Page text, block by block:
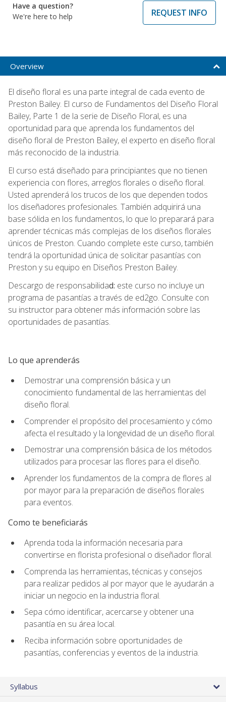
Have a question?
We're here to help
REQUEST INFO
Overview
El diseño floral es una parte integral de cada evento de
Preston Bailey. El curso de Fundamentos del Diseño Floral
Bailey, Parte 1 de la serie de Diseño Floral, es una
oportunidad para que aprenda los fundamentos del
diseño floral de Preston Bailey, el experto en diseño floral
más reconocido de la industria.
El curso está diseñado para principiantes que no tienen
experiencia con flores, arreglos florales o diseño floral.
Usted aprenderá los trucos de los que dependen todos
los diseñadores profesionales. También adquirirá una
base sólida en los fundamentos, lo que lo preparará para
aprender técnicas más complejas de los diseños florales
únicos de Preston. Cuando complete este curso, también
tendrá la oportunidad única de solicitar pasantías con
Preston y su equipo en Diseños Preston Bailey.
Descargo de responsabilidad: este curso no incluye un
programa de pasantías a través de ed2go. Consulte con
su instructor para obtener más información sobre las
oportunidades de pasantías.
Lo que aprenderás
Demostrar una comprensión básica y un
conocimiento fundamental de las herramientas del
diseño floral.
Comprender el propósito del procesamiento y cómo
afecta el resultado y la longevidad de un diseño floral.
Demostrar una comprensión básica de los métodos
utilizados para procesar las flores para el diseño.
Aprender los fundamentos de la compra de flores al
por mayor para la preparación de diseños florales
para eventos.
Como te beneficiarás
Aprenda toda la información necesaria para
convertirse en florista profesional o diseñador floral.
Comprenda las herramientas, técnicas y consejos
para realizar pedidos al por mayor que le ayudarán a
iniciar un negocio en la industria floral.
Sepa cómo identificar, acercarse y obtener una
pasantía en su área local.
Reciba información sobre oportunidades de
pasantías, conferencias y eventos de la industria.
Syllabus